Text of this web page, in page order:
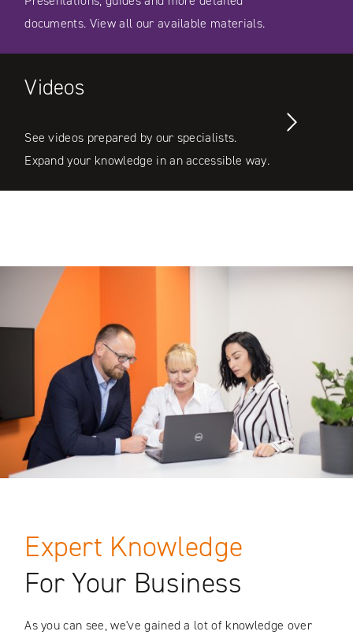
documents. View all our available materials.
Videos
See videos prepared by our specialists.
Expand your knowledge in an accessible way.
Expert Knowledge
For Your Business
As you can see, we've gained a lot of knowledge over